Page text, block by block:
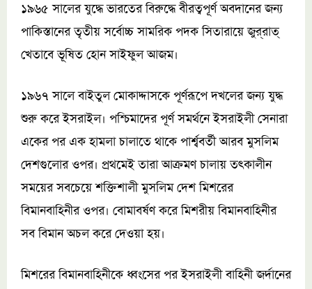
১৯৬৫ সালের যুদ্ধে ভারতের বিরুদ্ধে বীরত্বপূর্ণ অবদানের জন্য
পাকিস্তানের তৃতীয় সর্বোচ্চ সামরিক পদক সিতারায়ে জুর্‌রাত্‌
খেতাবে ভূষিত হোন সাইফুল আজম।
১৯৬৭ সালে বাইতুল মোকাদ্দাসকে পূর্ণরূপে দখলের জন্য যুদ্ধ
শুরু করে ইসরাইল। পশ্চিমাদের পূর্ণ সমর্থনে ইসরাইলী সেনারা
একের পর এক হামলা চালাতে থাকে পার্শ্ববর্তী আরব মুসলিম
দেশগুলোর ওপর। প্রথমেই তারা আক্রমণ চালায় তৎকালীন
সময়ের সবচেয়ে শক্তিশালী মুসলিম দেশ মিশরের
বিমানবাহিনীর ওপর। বোমাবর্ষণ করে মিশরীয় বিমানবাহিনীর
সব বিমান অচল করে দেওয়া হয়।
মিশরের বিমানবাহিনীকে ধ্বংসের পর ইসরাইলী বাহিনী জর্দানের